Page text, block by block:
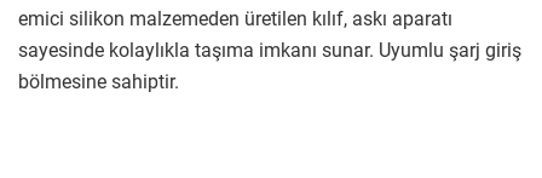
emici silikon malzemeden üretilen kılıf, askı aparatı
sayesinde kolaylıkla taşıma imkanı sunar. Uyumlu şarj giriş
bölmesine sahiptir.